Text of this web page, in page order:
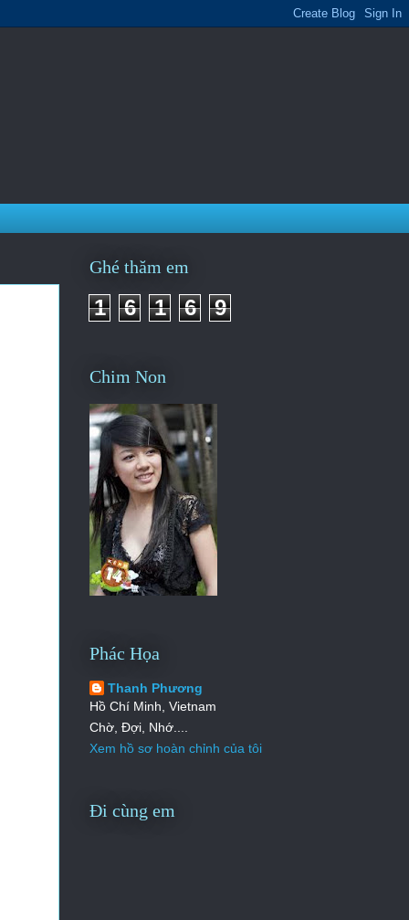
Ghé thăm em
1 6 1 6 9
Chim Non
Phác Họa
Thanh Phương
Hồ Chí Minh, Vietnam
Chờ, Đợi, Nhớ....
Xem hồ sơ hoàn chỉnh của tôi
Đi cùng em